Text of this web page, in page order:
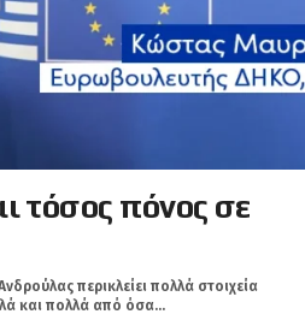
τόσος πόνος σε
περικλείει πολλά στοιχεία
και πολλά από όσα...